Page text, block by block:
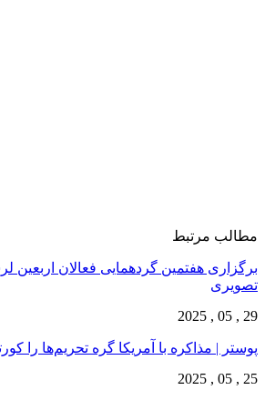
مطالب مرتبط
برگزاری هفتمین گردهمایی فعالان اربعین
تصویری
29 , 05 , 2025
پوستر | مذاکره با آمریکا گره تحریم‌ها را
25 , 05 , 2025